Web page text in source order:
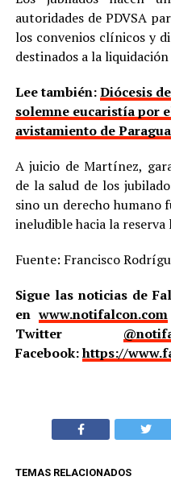
autoridades de PDVSA
los convenios clínicos y
destinados a la
Lee también:Diócesis
solemne eucaristía por
avistamiento de
A juicio de Martínez,
de la salud de los
sino un derecho humano
ineludible hacia la
Fuente: Francisco
Sigue las noticias de
enwww.notifalcon.com
Twitter
Facebook:https://
TEMAS RELACIONADOS